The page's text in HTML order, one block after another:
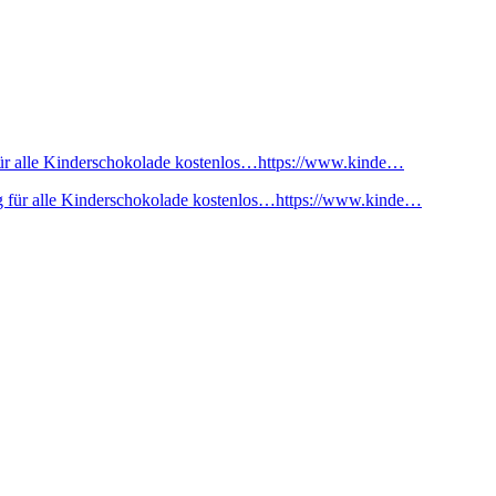
alle Kinderschokolade kostenlos…https://www.kinde…
für alle Kinderschokolade kostenlos…https://www.kinde…